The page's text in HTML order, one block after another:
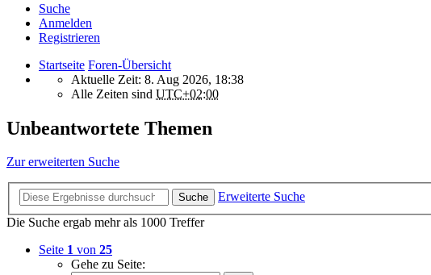
Suche
Anmelden
Registrieren
Startseite Foren-Übersicht
Aktuelle Zeit: 8. Aug 2026, 18:38
Alle Zeiten sind UTC+02:00
Unbeantwortete Themen
Zur erweiterten Suche
Suche
Erweiterte Suche
Die Suche ergab mehr als 1000 Treffer
Seite 1 von 25
Gehe zu Seite: